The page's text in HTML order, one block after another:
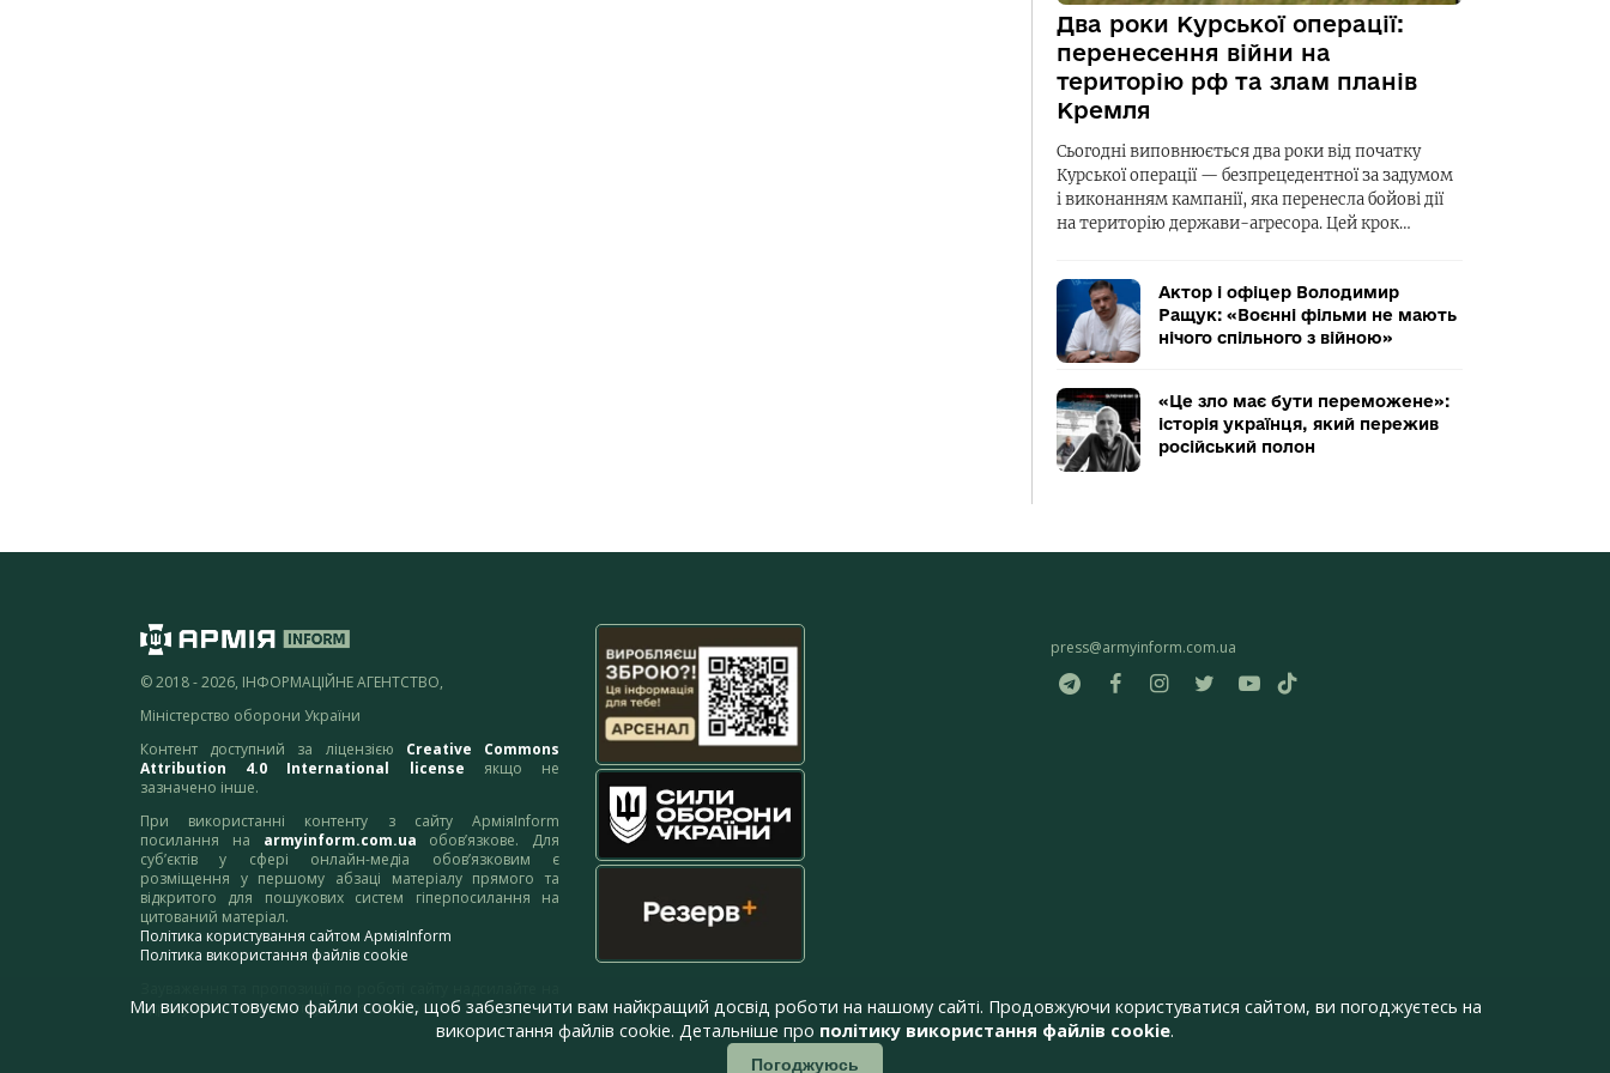
Два роки Курської операції:
перенесення війни на
територію рф та злам планів
Кремля
Сьогодні виповнюється два роки від початку
Курської операції — безпрецедентної за задумом
і виконанням кампанії, яка перенесла бойові дії
на територію держави-агресора. Цей крок…
Актор і офіцер Володимир
Ращук: «Воєнні фільми не мають
нічого спільного з війною»
«Це зло має бути переможене»:
історія українця, який пережив
російський полон
© 2018 - 2026, ІНФОРМАЦІЙНЕ АГЕНТСТВО,
Міністерство оборони України
Контент доступний за ліцензією Creative Commons
Attribution 4.0 International license якщо не
зазначено інше.
При використанні контенту з сайту АрміяInform
посилання на armyinform.com.ua обов’язкове. Для
суб’єктів у сфері онлайн-медіа обов’язковим є
розміщення у першому абзаці матеріалу прямого та
відкритого для пошукових систем гіперпосилання на
цитований матеріал.
Політика користування сайтом АрміяInform
Політика використання файлів cookie
адресу:webmaster@armyinform.com.ua
press@armyinform.com.ua
Ми використовуємо файли cookie, щоб забезпечити вам найкращий досвід роботи на нашому сайті. Продовжуючи користуватися сайтом, ви погоджуєтесь на
використання файлів cookie. Детальніше про політику використання файлів cookie.
Погоджуюсь